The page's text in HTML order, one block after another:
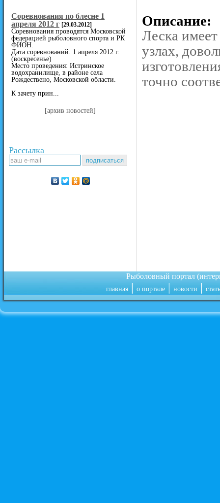
Cоревнования по блесне 1
апреля 2012 г [29.03.2012]
Соревнования проводятся Московской
федерацией рыболовного спорта и РК
ФИОН.
Дата соревнований: 1 апреля 2012 г.
(воскресенье)
Место проведения: Истринское
водохранилище, в районе села
Рождествено, Московской области.
К зачету прин...
[архив новостей]
Рассылка
Описание:
Леска
узлах,
точно
Рыболовный портал
главная|о портале|новости|